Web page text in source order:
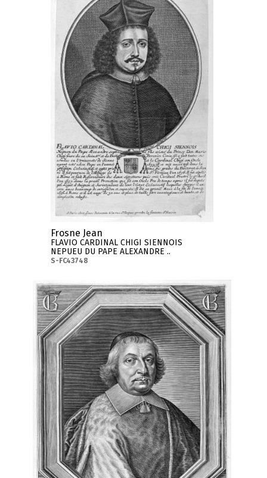
Frosne Jean
FLAVIO CARDINAL CHIGI SIENNOIS
NEPUEU DU PAPE ALEXANDRE ..
S-FC43748